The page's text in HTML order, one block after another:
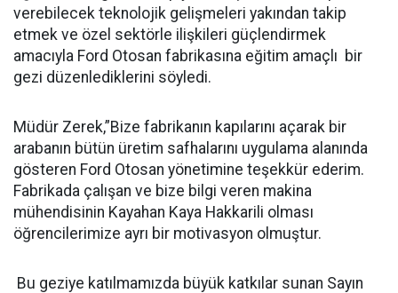
verebilecek teknolojik gelişmeleri yakından takip
etmek ve özel sektörle ilişkileri güçlendirmek
amacıyla Ford Otosan fabrikasına eğitim amaçlı bir
gezi düzenlediklerini söyledi.
Müdür Zerek,”Bize fabrikanın kapılarını açarak bir
arabanın bütün üretim safhalarını uygulama alanında
gösteren Ford Otosan yönetimine teşekkür ederim.
Fabrikada çalışan ve bize bilgi veren makina
mühendisinin Kayahan Kaya Hakkarili olması
öğrencilerimize ayrı bir motivasyon olmuştur.
Bu geziye katılmamızda büyük katkılar sunan Sayın